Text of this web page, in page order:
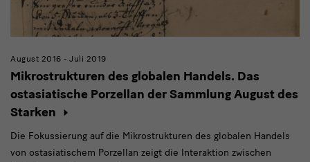
August 2016 - Juli 2019
Mikrostrukturen des globalen Handels. Das
ostasiatische Porzellan der Sammlung August des
Starken
Die Fokussierung auf die Mikrostrukturen des globalen Handels
von ostasiatischem Porzellan zeigt die Interaktion zwischen